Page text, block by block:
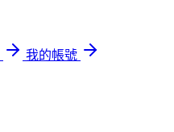
我的帳號